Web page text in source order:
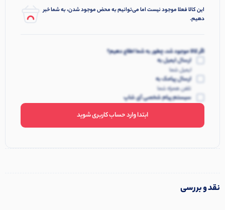
این کالا فعلا موجود نیست اما می‌توانیم به محض موجود شدن، به شما خبر
دهیم.
اگر کالا موجود شد، چطور به شما اطلاع دهیم؟
ارسال ایمیل به
ایمیل شما
ارسال پیامک به
تلفن همراه شما
سیستم پیام شخصی آی شاپ
ابتدا وارد حساب کاربری شوید
نقد و بررسی